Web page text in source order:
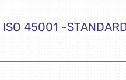
ISO 45001 -